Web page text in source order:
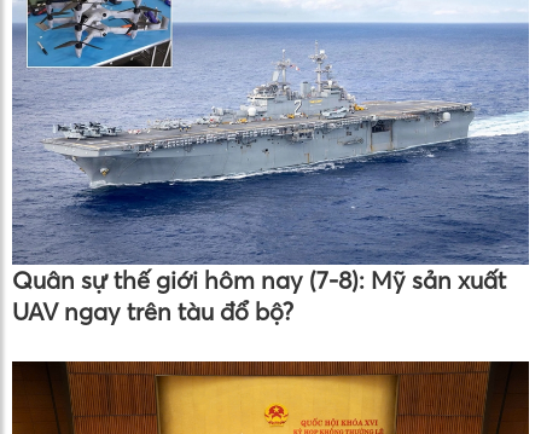
Quân sự thế giới hôm nay (7-8): Mỹ sản xuất
UAV ngay trên tàu đổ bộ?